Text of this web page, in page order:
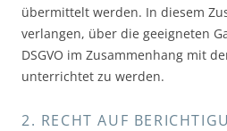
übermittelt werden. In diesem
verlangen, über die geeigneten
DSGVO im Zusammenhang mit
unterrichtet zu werden.
2. RECHT AUF